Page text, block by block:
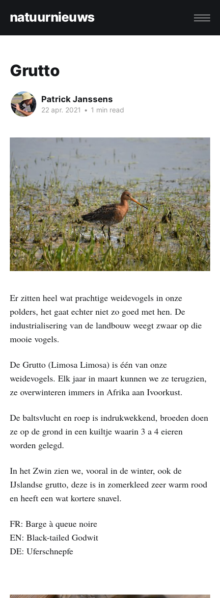
natuurnieuws
Grutto
Patrick Janssens
22 apr. 2021 • 1 min read
Er zitten heel wat prachtige weidevogels in onze
polders, het gaat echter niet zo goed met hen. De
industrialisering van de landbouw weegt zwaar op die
mooie vogels.
De Grutto (Limosa Limosa) is één van onze
weidevogels. Elk jaar in maart kunnen we ze terugzien,
ze overwinteren immers in Afrika aan Ivoorkust.
De baltsvlucht en roep is indrukwekkend, broeden doen
ze op de grond in een kuiltje waarin 3 a 4 eieren
worden gelegd.
In het Zwin zien we, vooral in de winter, ook de
IJslandse grutto, deze is in zomerkleed zeer warm rood
en heeft een wat kortere snavel.
FR: Barge à queue noire
EN: Black-tailed Godwit
DE: Uferschnepfe